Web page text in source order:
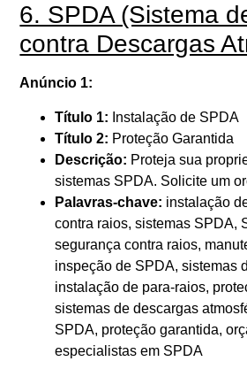
6. SPDA (Sistema
contra Descargas
Anúncio 1:
Título 1: Instalação de SPDA
Título 2: Proteção Garantida
Descrição: Proteja sua
sistemas SPDA. Solicite um
Palavras-chave: instalação
contra raios, sistemas SPDA,
segurança contra raios,
inspeção de SPDA, sistemas
instalação de para-raios,
sistemas de descargas
SPDA, proteção garantida,
especialistas em SPDA